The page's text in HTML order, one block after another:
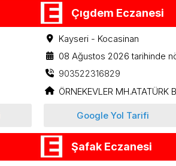
Çıgdem Eczanesi
Kayseri - Kocasinan
08 Ağustos 2026 tarihinde
903522316829
ÖRNEKEVLER MH.ATATÜRK
Google Yol Tarifi
Şafak Eczanesi